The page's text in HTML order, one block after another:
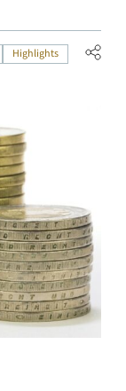
Highlights